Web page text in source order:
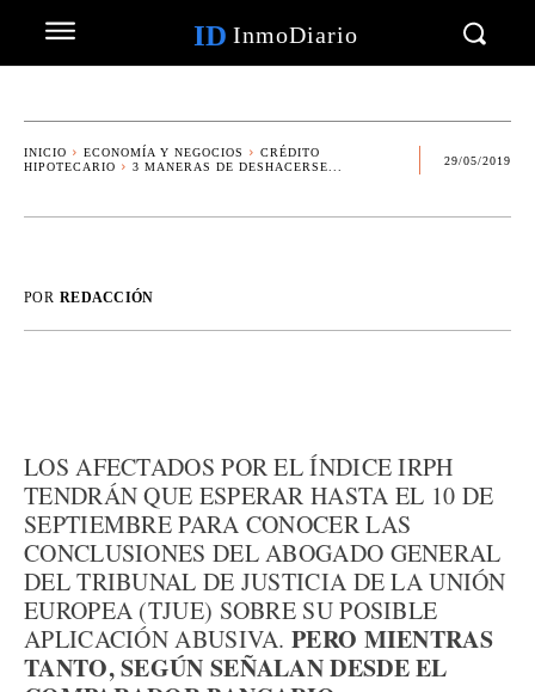
ID InmoDiario
INICIO ECONOMÍA Y NEGOCIOS
CRÉDITO
HIPOTECARIO
3 MANERAS DE DESHACERSE...
29/05/2019
POR REDACCIÓN
LOS AFECTADOS POR EL ÍNDICE IRPH
TENDRÁN QUE ESPERAR HASTA EL 10 DE
SEPTIEMBRE PARA CONOCER LAS
CONCLUSIONES DEL ABOGADO GENERAL
DEL TRIBUNAL DE JUSTICIA DE LA UNIÓN
EUROPEA (TJUE) SOBRE SU POSIBLE
APLICACIÓN ABUSIVA.PERO MIENTRAS
TANTO, SEGÚN SEÑALAN DESDE EL